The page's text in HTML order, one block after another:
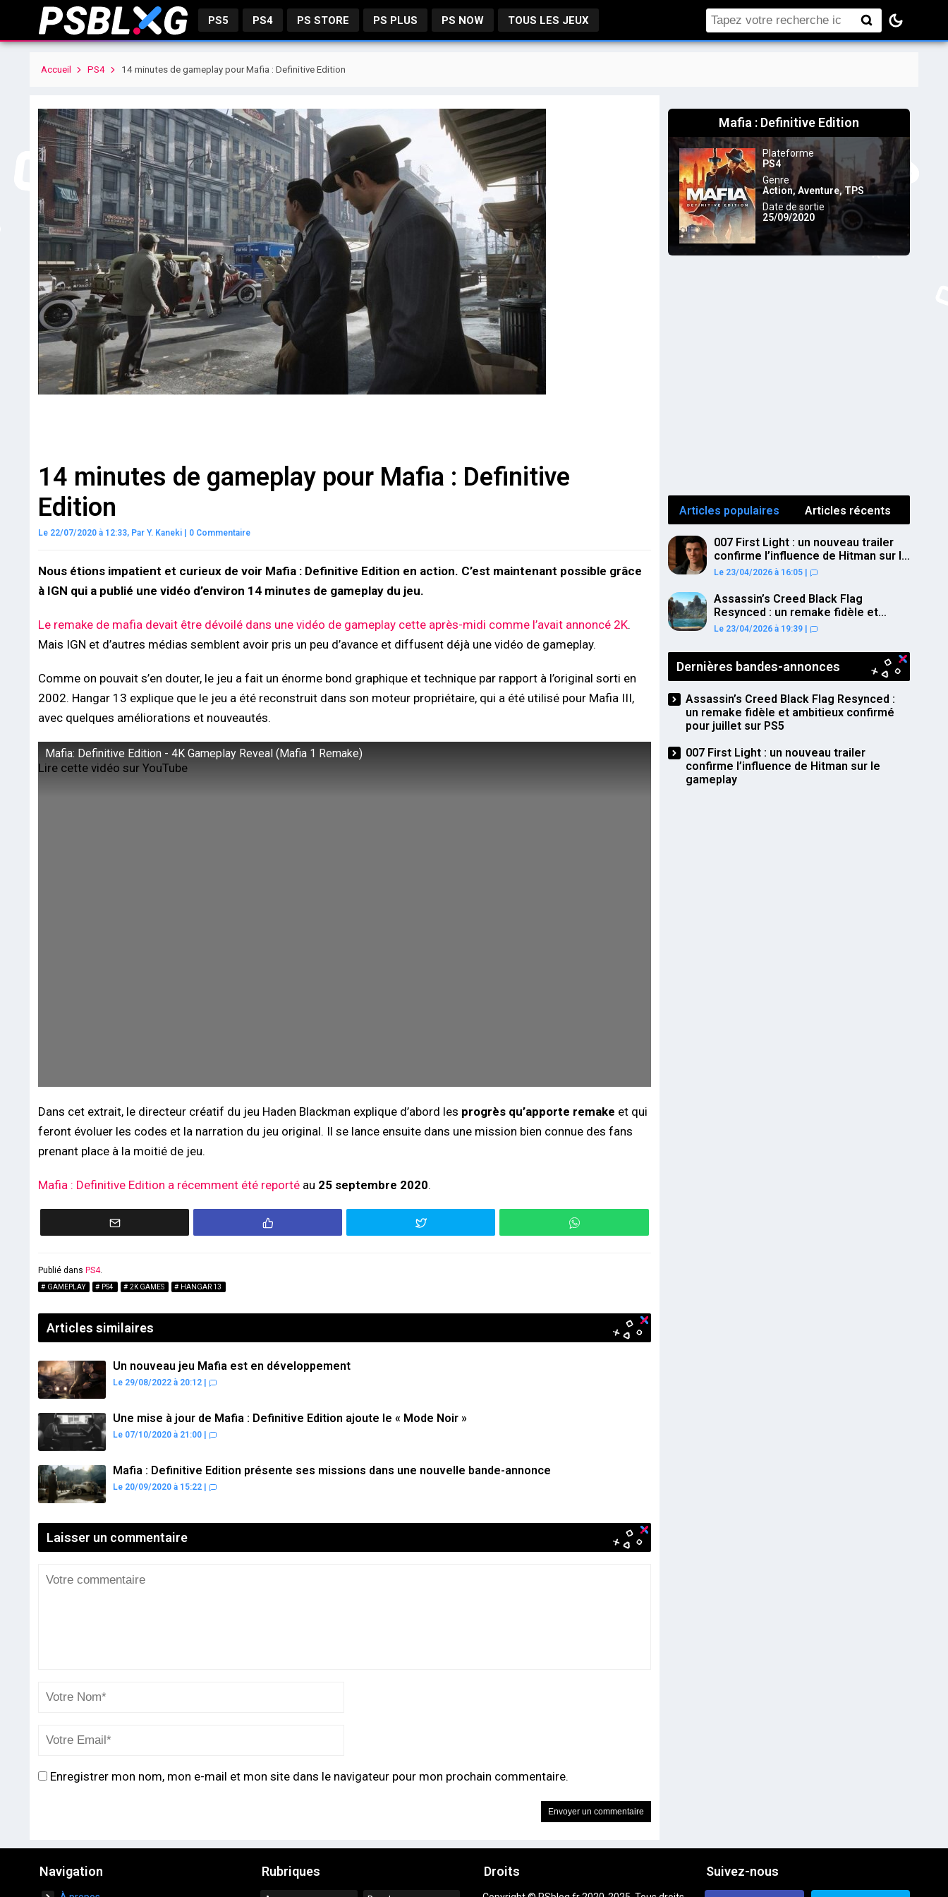
PS5 PS4 PS STORE PS PLUS PS NOW TOUS LES JEUX Rechercher
Accueil PS4 14 minutes de gameplay pour Mafia : Definitive Edition
14 minutes de gameplay pour Mafia : Definitive
Edition
Le 22/07/2020 à 12:33, Par Y. Kaneki 0 Commentaire
Nous étions impatient et curieux de voir Mafia : Definitive Edition en action. C’est maintenant possible grâce
à IGN qui a publié une vidéo d’environ 14 minutes de gameplay du jeu.
Le remake de mafia devait être dévoilé dans une vidéo de gameplay cette après-midi comme l’avait annoncé 2K.
Mais IGN et d’autres médias semblent avoir pris un peu d’avance et diffusent déjà une vidéo de gameplay.
Comme on pouvait s’en douter, le jeu a fait un énorme bond graphique et technique par rapport à l’original sorti en
2002. Hangar 13 explique que le jeu a été reconstruit dans son moteur propriétaire, qui a été utilisé pour Mafia III,
avec quelques améliorations et nouveautés.
Mafia: Definitive Edition - 4K Gameplay Reveal (Mafia 1 Remake)
Lire cette vidéo sur YouTube
Dans cet extrait, le directeur créatif du jeu Haden Blackman explique d’abord les progrès qu’apporte remake et qui
feront évoluer les codes et la narration du jeu original. Il se lance ensuite dans une mission bien connue des fans
prenant place à la moitié de jeu.
Mafia : Definitive Edition a récemment été reporté au 25 septembre 2020.
Publié dans PS4.
GAMEPLAY PS4 2K GAMES HANGAR 13
Articles similaires
Un nouveau jeu Mafia est en développement
Le 29/08/2022 à 20:12 |
Une mise à jour de Mafia : Definitive Edition ajoute le « Mode Noir »
Le 07/10/2020 à 21:00 |
Mafia : Definitive Edition présente ses missions dans une nouvelle bande-annonce
Le 20/09/2020 à 15:22 |
Laisser un commentaire
Enregistrer mon nom, mon e-mail et mon site dans le navigateur pour mon prochain commentaire.
Mafia : Definitive Edition
Plateforme
PS4
Genre
Action,Aventure, TPS
Date de sortie
25/09/2020
Articles populaires Articles récents
007 First Light : un nouveau trailer
confirme l’influence de Hitman sur le
gameplay
Le 23/04/2026 à 16:05
Assassin’s Creed Black Flag
Resynced : un remake fidèle et
ambitieux confirmé pour juillet sur
Le 23/04/2026 à 19:39
Dernières bandes-annonces
Assassin’s Creed Black Flag Resynced :
un remake fidèle et ambitieux confirmé
pour juillet sur PS5
007 First Light : un nouveau trailer
confirme l’influence de Hitman sur le
gameplay
Navigation Rubriques Droits Suivez-nous